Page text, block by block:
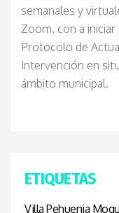
semanales y
Zoom, con a
Protocolo de
Intervención en
ámbito municipal.
ETIQUETAS
Villa Pehuenia